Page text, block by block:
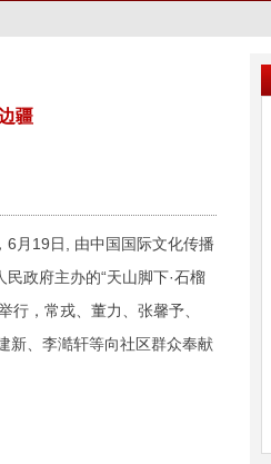
疆
6月19日, 由中国国际文化传播
政府主办的“天山脚下·石榴
行，常戎、董力、张馨予、
新、李澔轩等向社区群众奉献